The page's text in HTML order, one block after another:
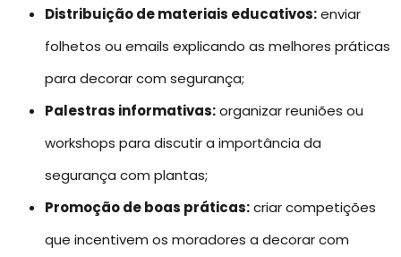
Distribuição de materiais educativos:enviar
folhetos ou emails explicando as melhores práticas
para decorar com segurança;
Palestras informativas:organizar reuniões ou
workshops para discutir a importância da
segurança com plantas;
Promoção de boas práticas:criar competições
que incentivem os moradores a decorar com